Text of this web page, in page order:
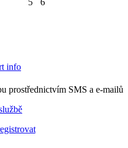
prostřednictvím SMS a e-mailů